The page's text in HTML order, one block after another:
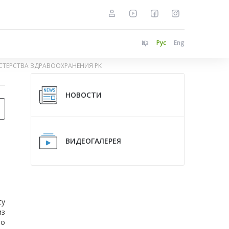
Қаз Рус Eng
ЗДРАВООХРАНЕНИЯ РК
НОВОСТИ
ВИДЕОГАЛЕРЕЯ